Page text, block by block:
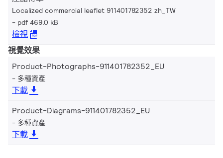
Localized commercial leaflet 911401782352 zh_TW
pdf 469.0 kB
檢視
視覺效果
Product-Photographs-911401782352_EU
多種資產
下載
Product-Diagrams-911401782352_EU
多種資產
下載